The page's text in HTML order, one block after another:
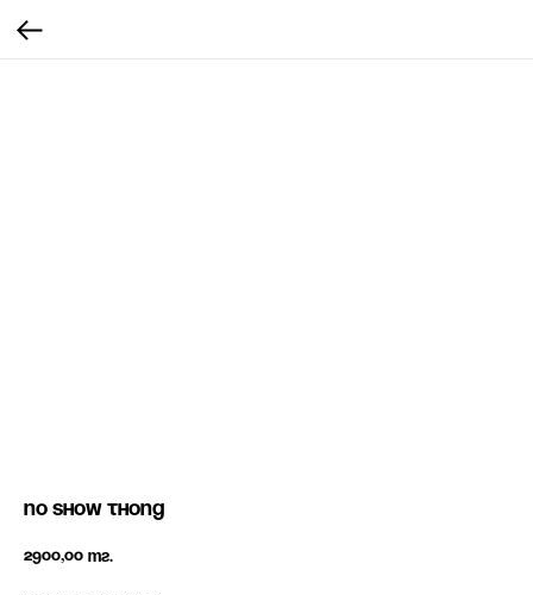
No show thong
2900,00 тг.